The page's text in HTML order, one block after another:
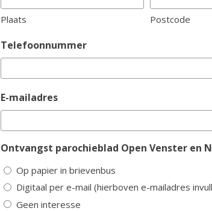
Plaats Postcode
Telefoonnummer
E-mailadres
Ontvangst parochieblad Open Venster en
Op papier in brievenbus
Digitaal per e-mail (hierboven e-mailadres
Geen interesse